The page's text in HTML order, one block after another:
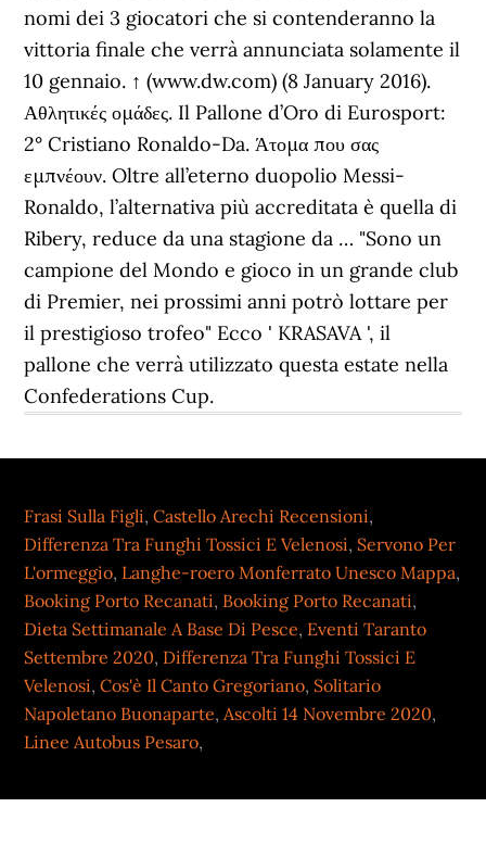
nomi dei 3 giocatori che si contenderanno la
vittoria finale che verrà annunciata solamente il
10 gennaio. ↑ (www.dw.com) (8 January 2016).
Αθλητικές ομάδες. Il Pallone d’Oro di Eurosport:
2° Cristiano Ronaldo-Da. Άτομα που σας
εμπνέουν. Oltre all’eterno duopolio Messi-
Ronaldo, l’alternativa più accreditata è quella di
Ribery, reduce da una stagione da … "Sono un
campione del Mondo e gioco in un grande club
di Premier, nei prossimi anni potrò lottare per
il prestigioso trofeo" Ecco ' KRASAVA ', il
pallone che verrà utilizzato questa estate nella
Confederations Cup.
Frasi Sulla Figli,Castello Arechi Recensioni,
Differenza Tra Funghi Tossici E Velenosi, Servono Per
L'ormeggio, Langhe-roero Monferrato Unesco Mappa,
Booking Porto Recanati, Booking Porto Recanati,
Dieta Settimanale A Base Di Pesce, Eventi Taranto
Settembre 2020, Differenza Tra Funghi Tossici E
Velenosi,Cos'è Il Canto Gregoriano, Solitario
Napoletano Buonaparte,Ascolti 14 Novembre 2020,
Linee Autobus Pesaro,